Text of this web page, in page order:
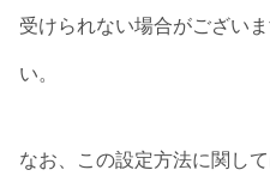
受けられない場合がござい
い。
なお、この設定方法に関し